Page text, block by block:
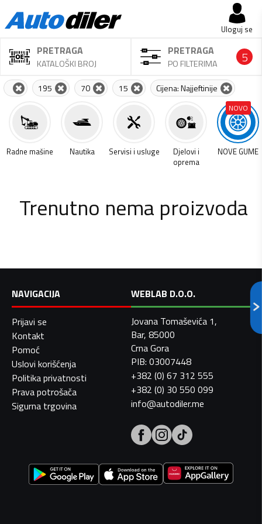
Uloguj se
PRETRAGA
KATALOŠKI BROJ
PRETRAGA
PO FILTERIMA 5
195 70 15 Cijena: Najjeftinije
Radne mašine Nautika Servisi i usluge
Djelovi i
oprema
NOVO
NOVE GUME
Trenutno nema proizvoda
NAVIGACIJA
Prijavi se
Kontakt
Pomoć
Uslovi korišćenja
Politika privatnosti
Prava potrošača
Sigurna trgovina
WEBLAB D.O.O.
Jovana Tomaševića 1,
Bar, 85000
Crna Gora
PIB: 03007448
+382 (0) 67 312 555
+382 (0) 30 550 099
info@autodiler.me